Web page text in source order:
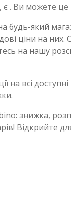
. Ви можете це
будь-який
ціни на
на нашу
на всі
знижка,
Відкрийте